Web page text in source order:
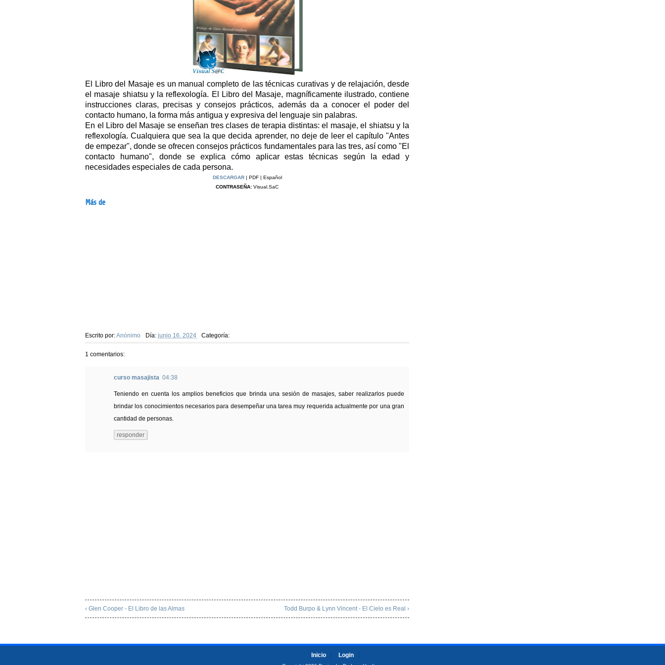
El Libro del Masaje es un manual completo de las técnicas curativas y de relajación, desde
el masaje shiatsu y la reflexología. El Libro del Masaje, magníficamente ilustrado, contiene
instrucciones claras, precisas y consejos prácticos, además da a conocer el poder del
contacto humano, la forma más antigua y expresiva del lenguaje sin palabras.
En el Libro del Masaje se enseñan tres clases de terapia distintas: el masaje, el shiatsu y la
reflexología. Cualquiera que sea la que decida aprender, no deje de leer el capítulo "Antes
de empezar", donde se ofrecen consejos prácticos fundamentales para las tres, así como "El
contacto humano", donde se explica cómo aplicar estas técnicas según la edad y
necesidades especiales de cada persona.
DESCARGAR| PDF | Español
CONTRASEÑA: Visual.SaC
Más de
Escrito por:Anónimo Día: junio 16, 2024 Categoría:
1 comentarios:
curso masajista 04:38
Teniendo en cuenta los amplios beneficios que brinda una sesión de masajes, saber realizarlos puede
brindar los conocimientos necesarios para desempeñar una tarea muy requerida actualmente por una gran
cantidad de personas.
responder
‹ Glen Cooper - El Libro de las Almas Todd Burpo & Lynn Vincent - El Cielo es Real ›
Inicio Login